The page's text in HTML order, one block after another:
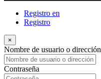
Registro en
Registro
×
Nombre de usuario o
Contraseña